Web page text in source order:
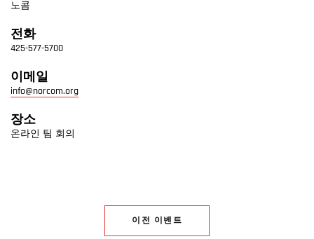
노콤
전화
425-577-5700
이메일
info@norcom.org
장소
온라인 팀 회의
이전 이벤트